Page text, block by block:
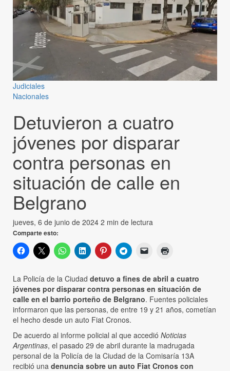
Judiciales
Nacionales
Detuvieron a cuatro
jóvenes por disparar
contra personas en
situación de calle en
Belgrano
jueves, 6 de junio de 2024 2 min de lectura
Comparte esto:
La Policía de la Ciudad detuvo a fines de abril a cuatro
jóvenes por disparar contra personas en situación de
calle en el barrio porteño de Belgrano. Fuentes policiales
informaron que las personas, de entre 19 y 21 años, cometían
el hecho desde un auto Fiat Cronos.
De acuerdo al informe policial al que accedió Noticias
Argentinas, el pasado 29 de abril durante la madrugada
personal de la Policía de la Ciudad de la Comisaría 13A
recibió una denuncia sobre un auto Fiat Cronos con